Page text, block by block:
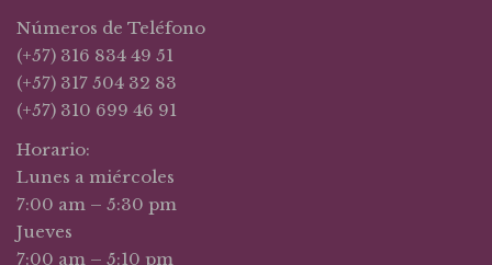
Números de Teléfono
(+57) 316 834 49 51
(+57) 317 504 32 83
(+57) 310 699 46 91
Horario:
Lunes a miércoles
7:00 am – 5:30 pm
Jueves
7:00 am – 5:10 pm